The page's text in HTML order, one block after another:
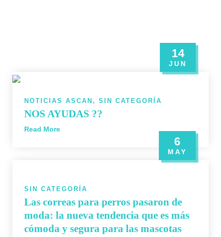
14
JUN
NOTICIAS ASCAN , SIN CATEGORÍA
NOS AYUDAS ??
Read More
6
MAY
SIN CATEGORÍA
Las correas para perros pasaron de
moda: la nueva tendencia que es más
cómoda y segura para las mascotas